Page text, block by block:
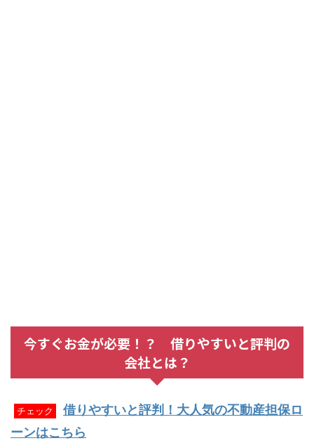
今すぐお金が必要！？ 借りやすいと評判の
会社とは？
チェック
借りやすいと評判！大人気の不動産担保ロ
ーンはこちら